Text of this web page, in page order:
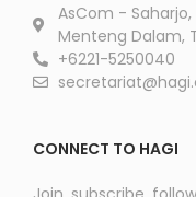
AsCom - Saharjo,
Menteng Dalam,
+6221-5250040
CONNECT TO HAGI